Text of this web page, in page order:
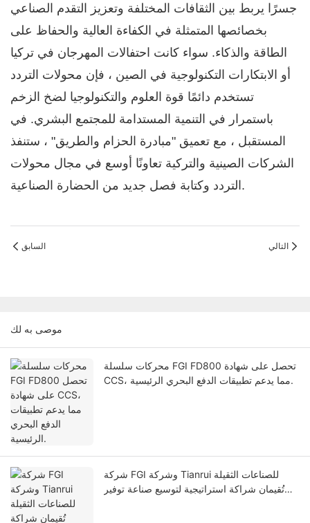
جسرًا يربط بين الثقافات المختلفة وتعزيز التقدم الصناعي
بخصائصها المتمثلة في الكفاءة العالية والحفاظ على
الطاقة والذكاء. سواء كانت احتفالات المهرجان في تركيا
أو الابتكارات التكنولوجية في الصين ، فإن محولات التردد
تستخدم دائمًا قوة العلوم والتكنولوجيا لضخ الزخم
باستمرار في التنمية المستدامة للمجتمع البشري. في
المستقبل ، مع تعميق "مبادرة الحزام والطريق" ، ستنفذ
الشركات الصينية والتركية تعاونًا أوسع في مجال محولات
التردد وكتابة فصل جديد من الحضارة الصناعية.
السابق التالي
موصى به لك
محركات سلسلة FGI FD800 تحصل على شهادة
CCS، مما يدعم تطبيقات الدفع البحري الرئيسية.
شركة FGI وشركة Tianrui للصناعات الثقيلة
تُقيمان شراكة استراتيجية لتوسيع صناعة توفير